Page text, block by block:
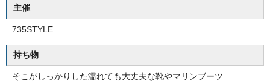
主催
735STYLE
持ち物
そこがしっかりした濡れても大丈夫な靴やマリンブーツ